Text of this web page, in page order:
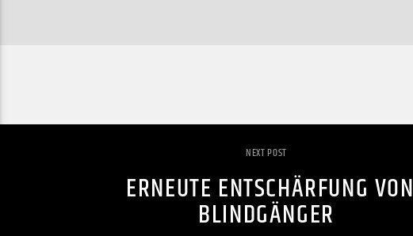
NEXT POST
ERNEUTE ENTSCHÄRFUNG VON
BLINDGÄNGER